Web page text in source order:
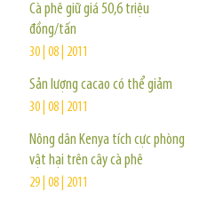
Cà phê giữ giá 50,6 triệu
đồng/tấn
30 | 08 | 2011
Sản lượng cacao có thể giảm
30 | 08 | 2011
Nông dân Kenya tích cực phòng
vật hại trên cây cà phê
29 | 08 | 2011